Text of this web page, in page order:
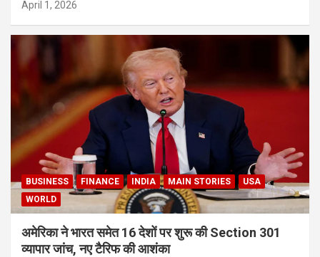
April 1, 2026
BUSINESS FINANCE INDIA MAIN STORIES
USA
WORLD
अमेरिका ने भारत समेत 16 देशों पर शुरू की Section 301
व्यापार जांच, नए टैरिफ की आशंका